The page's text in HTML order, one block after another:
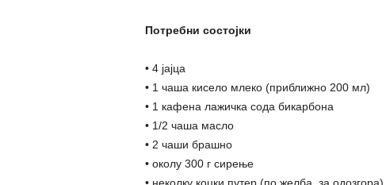
Потребни состојки
• 4 јајца
• 1 чаша кисело млеко (приближно 200 мл)
• 1 кафена лажичка сода бикарбона
• 1/2 чаша масло
• 2 чаши брашно
• околу 300 г сирење